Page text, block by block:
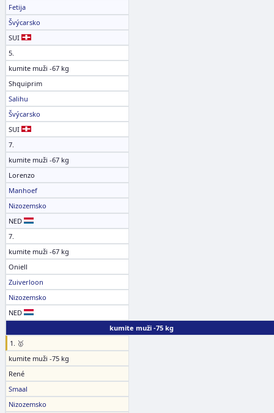
Fetija
Švýcarsko
SUI
5.
kumite muži -67 kg
Shquiprim
Salihu
Švýcarsko
SUI
7.
kumite muži -67 kg
Lorenzo
Manhoef
Nizozemsko
NED
7.
kumite muži -67 kg
Oniell
Zuiverloon
Nizozemsko
NED
kumite muži -75 kg
1. 🥇
kumite muži -75 kg
René
Smaal
Nizozemsko